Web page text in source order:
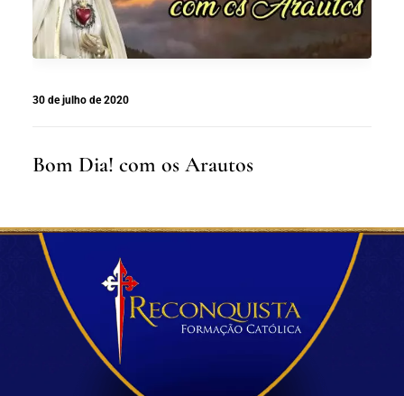
30 de julho de 2020
Bom Dia! com os Arautos